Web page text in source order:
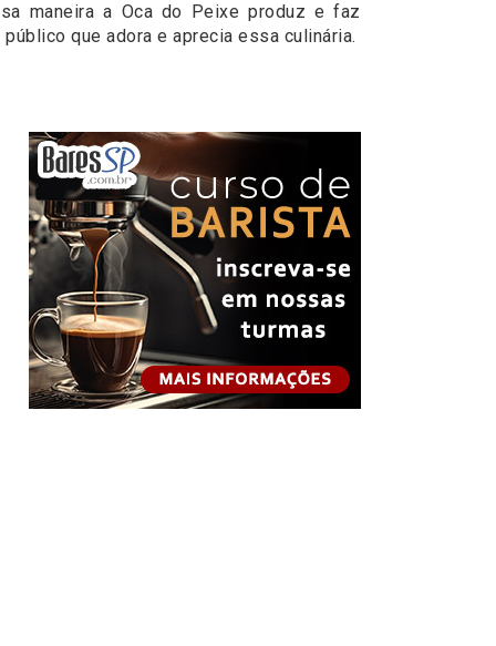
maneira a Oca do Peixe produz e faz
que adora e aprecia essa culinária.